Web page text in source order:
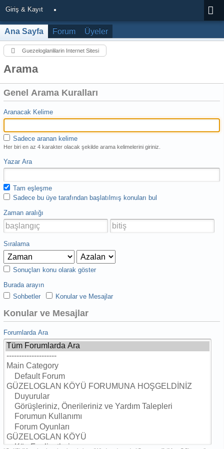
Giriş & Kayıt
Ana Sayfa Forum Üyeler
Guezeloglanlilarin Internet Sitesi
Arama
Genel Arama Kuralları
Aranacak Kelime
Sadece aranan kelime
Her biri en az 4 karakter olacak şekilde arama kelimelerini giriniz.
Yazar Ara
Tam eşleşme
Sadece bu üye tarafından başlatılmış konuları bul
Zaman aralığı
Sıralama
Sonuçları konu olarak göster
Burada arayın
Sohbetler
Konular ve Mesajlar
Konular ve Mesajlar
Forumlarda Ara